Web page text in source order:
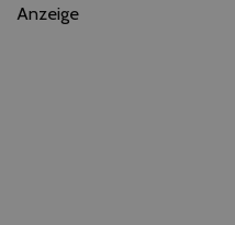
Anzeige